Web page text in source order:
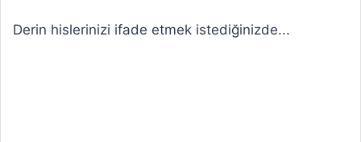
Derin hislerinizi ifade etmek istediğinizde...